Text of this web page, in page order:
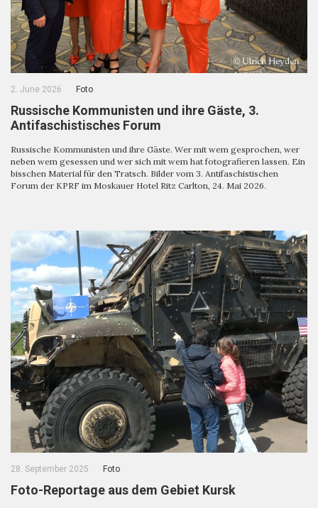
2. June 2026 Foto
Russische Kommunisten und ihre Gäste, 3.
Antifaschistisches Forum
Russische Kommunisten und ihre Gäste. Wer mit wem gesprochen, wer
neben wem gesessen und wer sich mit wem hat fotografieren lassen. Ein
bisschen Material für den Tratsch. Bilder vom 3. Antifaschistischen
Forum der KPRF im Moskauer Hotel Ritz Carlton, 24. Mai 2026.
28. September 2025 Foto
Foto-Reportage aus dem Gebiet Kursk